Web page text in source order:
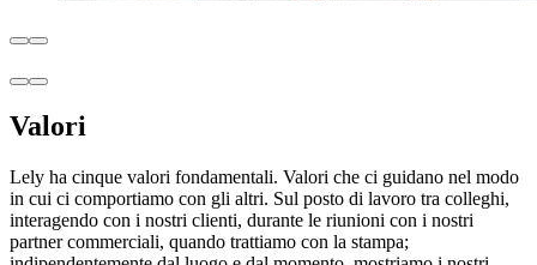
Valori
Lely ha cinque valori fondamentali. Valori che ci guidano nel modo
in cui ci comportiamo con gli altri. Sul posto di lavoro tra colleghi,
interagendo con i nostri clienti, durante le riunioni con i nostri
partner commerciali, quando trattiamo con la stampa;